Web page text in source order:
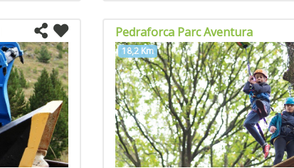
Pedraforca Parc Aventura
18,2 Km